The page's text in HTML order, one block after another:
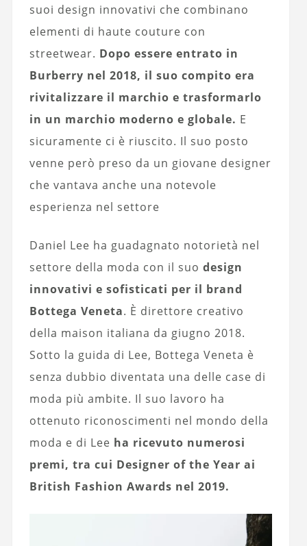
suoi design innovativi che combinano
elementi di haute couture con
streetwear. Dopo essere entrato in
Burberry nel 2018, il suo compito era
rivitalizzare il marchio e trasformarlo
in un marchio moderno e globale. E
sicuramente ci è riuscito. Il suo posto
venne però preso da un giovane designer
che vantava anche una notevole
esperienza nel settore
Daniel Lee ha guadagnato notorietà nel
settore della moda con il suo design
innovativi e sofisticati per il brand
Bottega Veneta. È direttore creativo
della maison italiana da giugno 2018.
Sotto la guida di Lee, Bottega Veneta è
senza dubbio diventata una delle case di
moda più ambite. Il suo lavoro ha
ottenuto riconoscimenti nel mondo della
moda e di Lee ha ricevuto numerosi
premi, tra cui Designer of the Year ai
British Fashion Awards nel 2019.